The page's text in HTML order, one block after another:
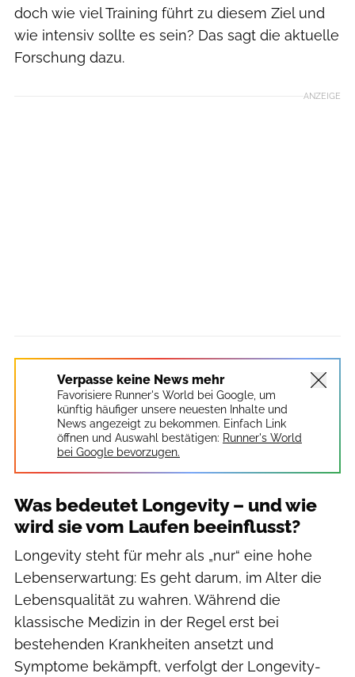
doch wie viel Training führt zu diesem Ziel und
wie intensiv sollte es sein? Das sagt die aktuelle
Forschung dazu.
ANZEIGE
Verpasse keine News mehr
Favorisiere Runner's World bei Google, um
künftig häufiger unsere neuesten Inhalte und
News angezeigt zu bekommen. Einfach Link
öffnen und Auswahl bestätigen: Runner's World
bei Google bevorzugen.
Was bedeutet Longevity – und wie
wird sie vom Laufen beeinflusst?
Longevity steht für mehr als „nur“ eine hohe
Lebenserwartung: Es geht darum, im Alter die
Lebensqualität zu wahren. Während die
klassische Medizin in der Regel erst bei
bestehenden Krankheiten ansetzt und
Symptome bekämpft, verfolgt der Longevity-